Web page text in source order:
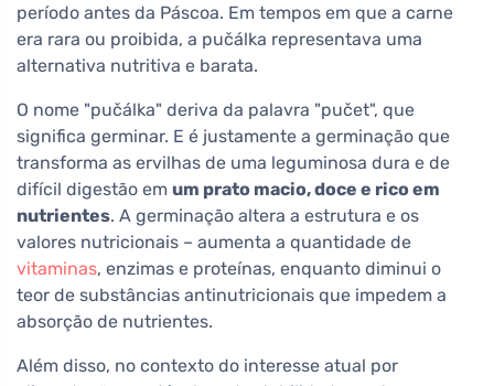
período antes da Páscoa. Em tempos em que a carne
era rara ou proibida, a pučálka representava uma
alternativa nutritiva e barata.
O nome "pučálka" deriva da palavra "pučet", que
significa germinar. E é justamente a germinação que
transforma as ervilhas de uma leguminosa dura e de
difícil digestão em um prato macio, doce e rico em
nutrientes. A germinação altera a estrutura e os
valores nutricionais – aumenta a quantidade de
vitaminas, enzimas e proteínas, enquanto diminui o
teor de substâncias antinutricionais que impedem a
absorção de nutrientes.
Além disso, no contexto do interesse atual por